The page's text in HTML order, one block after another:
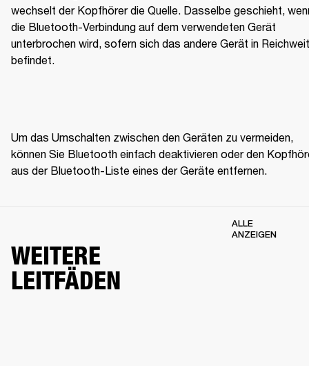
wechselt der Kopfhörer die Quelle. Dasselbe geschieht,
die Bluetooth-Verbindung auf dem verwendeten Gerät
unterbrochen wird, sofern sich das andere Gerät in
befindet.
Um das Umschalten zwischen den Geräten zu vermeiden,
können Sie Bluetooth einfach deaktivieren oder den
aus der Bluetooth-Liste eines der Geräte entfernen.
WEITERE
LEITFÄDEN
ALLE
ANZEIGEN